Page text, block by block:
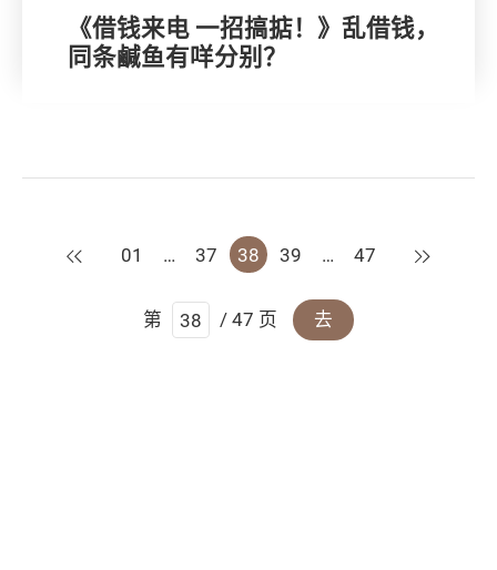
《借钱来电 一招搞掂！》乱借钱，
同条鹹鱼有咩分别？
上一页
01 … 37 38 39 … 47 下一页
第 / 47 页 去